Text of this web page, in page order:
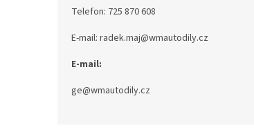
Telefon: 725 870 608
E-mail: radek.maj@wmautodily.cz
E-mail:
ge@wmautodily.cz